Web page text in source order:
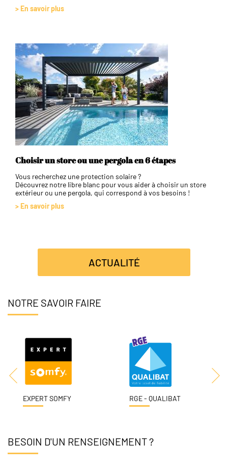
> En savoir plus
Choisir un store ou une pergola en 6 étapes
Vous recherchez une protection solaire ?
Découvrez notre libre blanc pour vous aider à choisir un store
extérieur ou une pergola, qui correspond à vos besoins !
> En savoir plus
ACTUALITÉ
NOTRE SAVOIR FAIRE
EXPERT SOMFY RGE - QUALIBAT
BESOIN D'UN RENSEIGNEMENT ?